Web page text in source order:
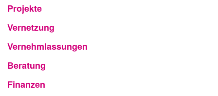
Projekte
Vernetzung
Vernehmlassungen
Beratung
Finanzen